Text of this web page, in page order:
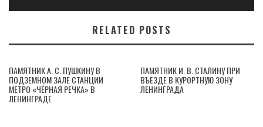
RELATED POSTS
ПАМЯТНИК А. С. ПУШКИНУ В
ПОДЗЕМНОМ ЗАЛЕ СТАНЦИИ
МЕТРО «ЧЁРНАЯ РЕЧКА» В
ЛЕНИНГРАДЕ
ПАМЯТНИК И. В. СТАЛИНУ ПРИ
ВЪЕЗДЕ В КУРОРТНУЮ ЗОНУ
ЛЕНИНГРАДА